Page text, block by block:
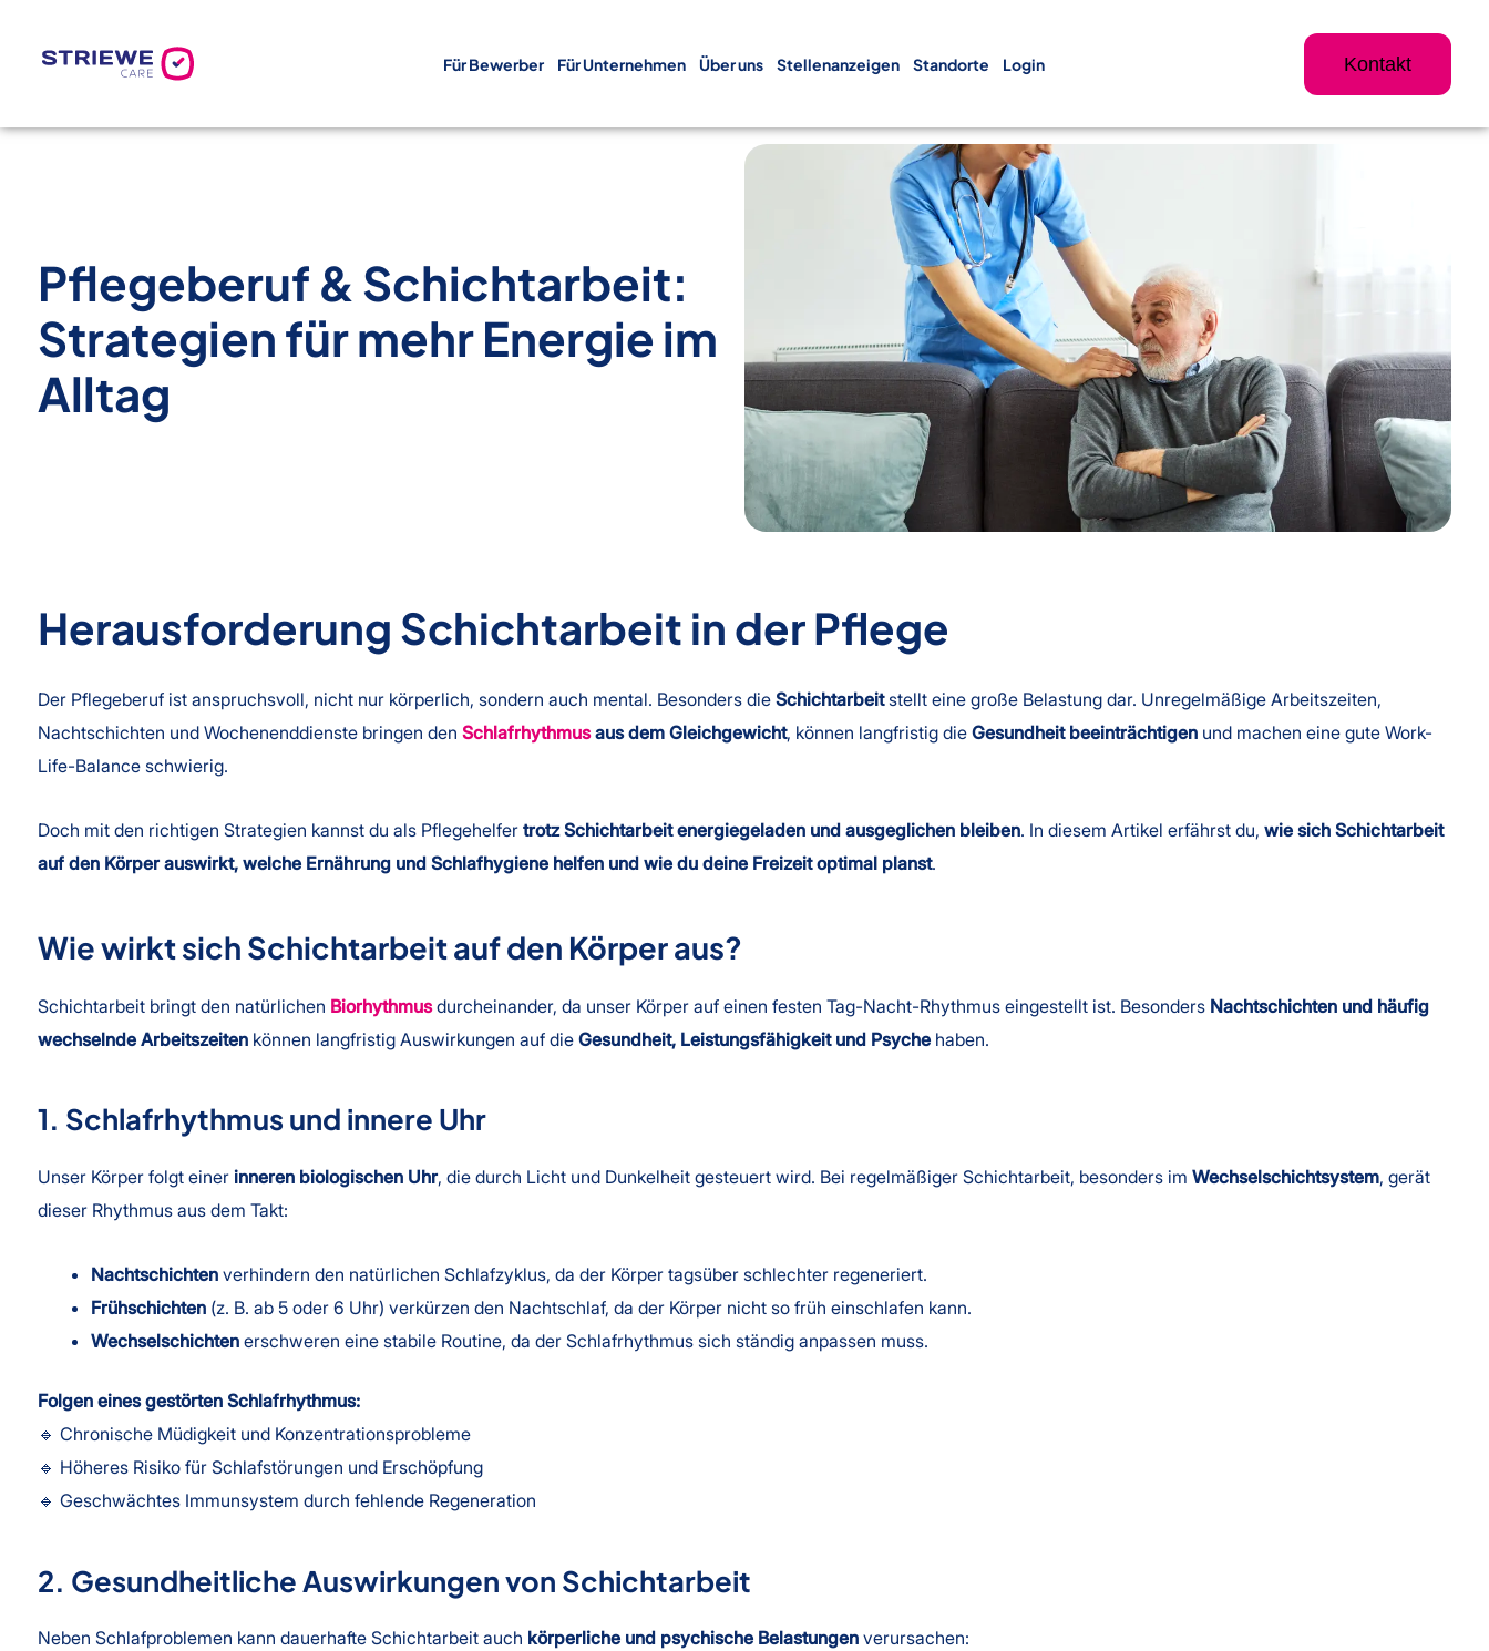
Inhalt
Für Bewerber Für Unternehmen Über uns Stellenanzeigen Standorte Login Kontakt
Pflegeberuf & Schichtarbeit:
Strategien für mehr Energie im
Alltag
Herausforderung Schichtarbeit in der Pflege
Der Pflegeberuf ist anspruchsvoll, nicht nur körperlich, sondern auch mental. Besonders die Schichtarbeitstellt eine große Belastung dar. Unregelmäßige Arbeitszeiten,
Nachtschichten und Wochenenddienste bringen den Schlafrhythmusaus dem Gleichgewicht, können langfristig die Gesundheit beeinträchtigenund machen eine gute Work-
Life-Balance schwierig.
Doch mit den richtigen Strategien kannst du als Pflegehelfer trotz Schichtarbeit energiegeladen und ausgeglichen bleiben. In diesem Artikel erfährst du, wie sich Schichtarbeit
auf den Körper auswirkt, welche Ernährung und Schlafhygiene helfen und wie du deine Freizeit optimal planst.
Wie wirkt sich Schichtarbeit auf den Körper aus?
Schichtarbeit bringt den natürlichen Biorhythmusdurcheinander, da unser Körper auf einen festen Tag-Nacht-Rhythmus eingestellt ist. Besonders Nachtschichten und häufig
wechselnde Arbeitszeitenkönnen langfristig Auswirkungen auf die Gesundheit, Leistungsfähigkeit und Psychehaben.
1. Schlafrhythmus und innere Uhr
Unser Körper folgt einer inneren biologischen Uhr, die durch Licht und Dunkelheit gesteuert wird. Bei regelmäßiger Schichtarbeit, besonders im Wechselschichtsystem, gerät
dieser Rhythmus aus dem Takt:
Nachtschichtenverhindern den natürlichen Schlafzyklus, da der Körper tagsüber schlechter regeneriert.
Frühschichten(z. B. ab 5 oder 6 Uhr) verkürzen den Nachtschlaf, da der Körper nicht so früh einschlafen kann.
Wechselschichtenerschweren eine stabile Routine, da der Schlafrhythmus sich ständig anpassen muss.
Folgen eines gestörten Schlafrhythmus:
🔹 Chronische Müdigkeit und Konzentrationsprobleme
🔹 Höheres Risiko für Schlafstörungen und Erschöpfung
🔹 Geschwächtes Immunsystem durch fehlende Regeneration
2. Gesundheitliche Auswirkungen von Schichtarbeit
Neben Schlafproblemen kann dauerhafte Schichtarbeit auch körperliche und psychische Belastungenverursachen: